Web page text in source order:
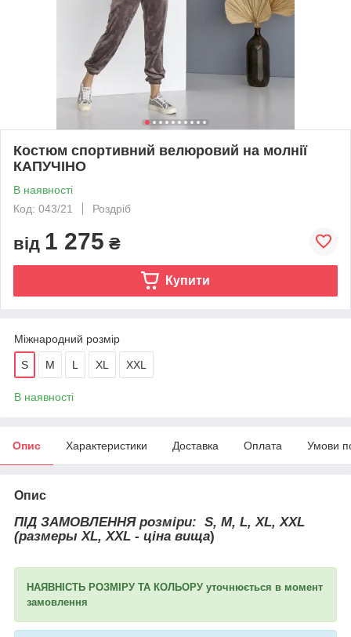
Костюм спортивний велюровий на молнії
КАПУЧІНО
В наявності
Код: 043/21
Роздріб
від 1 275 ₴
Купити
Міжнародний розмір
S M L XL XXL
В наявності
Опис Характеристики Доставка Оплата Умови
Опис
ПІД ЗАМОВЛЕННЯ розміри: S, M, L, XL, XXL
(размеры XL, XXL - ціна вища)
НАЯВНІСТЬ РОЗМІРУ ТА КОЛЬОРУ уточнюється в момент
замовлення